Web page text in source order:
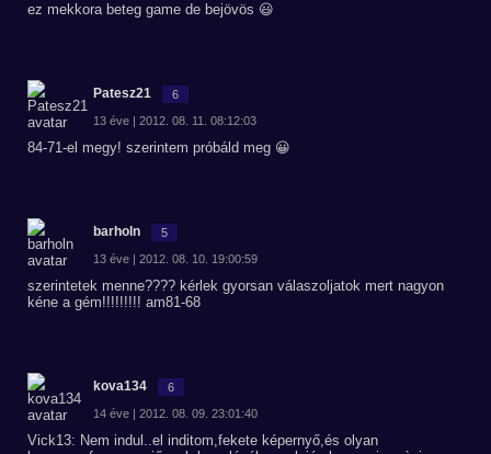
ez mekkora beteg game de bejövös 😃
Patesz21 6
13 éve | 2012. 08. 11. 08:12:03
84-71-el megy! szerintem próbáld meg 😀
barholn 5
13 éve | 2012. 08. 10. 19:00:59
szerintetek menne???? kérlek gyorsan válaszoljatok mert nagyon
kéne a gém!!!!!!!!! am81-68
kova134 6
14 éve | 2012. 08. 09. 23:01:40
Vick13: Nem indul..el inditom,fekete képernyő,és olyan